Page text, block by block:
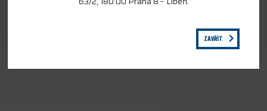
ZAVŘÍT